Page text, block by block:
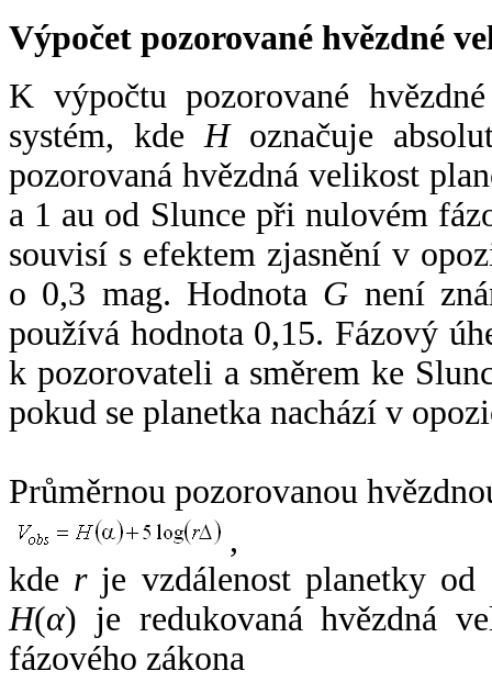
Výpočet pozorované hvězdné
K výpočtu pozorované
systém, kde Hoznačuje
pozorovaná hvězdná velikost
a 1 au od Slunce při nulovém
souvisí s efektem zjasnění v
o 0,3 mag. Hodnota G není
používá hodnota 0,15. Fázový
k pozorovateli a směrem ke
pokud se planetka nachází v
Průměrnou pozorovanou
,
kde rje vzdálenost planetky od
H(α) je redukovaná hvězdná
fázového zákona